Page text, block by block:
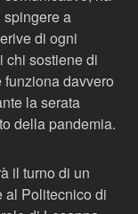
spingere a
di ogni
chi sostiene di
funziona davvero
la serata
della pandemia.
il turno di un
al Politecnico di